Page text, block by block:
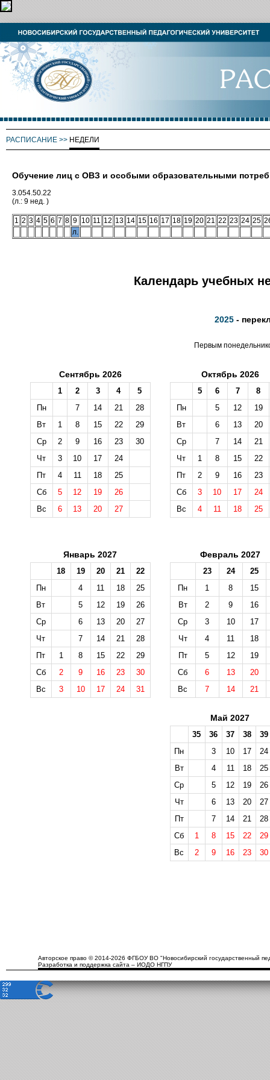
РАСПИСАНИЕ >> НЕДЕЛИ
Обучение лиц с ОВЗ и особыми образовательными
3.054.50.22
(л.: 9 нед. )
1 2 3 4 5 6 7 8 9 10 11 12 13 14 15 16 17 18 19 20 21 22 23 24 25
л.
Календарь учебных
2025 -
Первым
Сентябрь 2026
1 2 3 4
5
Пн
7 14 21
28
Вт
1 8 15 22
29
Ср
2 9 16 23
30
Чт
3 10 17
24
Пт
4 11 18
25
Сб
5 12 19
26
Вс
6 13 20 27
Октябрь 2026
5 6 7
8
Пн
5 12
19
Вт
6 13
20
Ср
7 14
21
Чт
1 8 15
22
Пт
2 9 16
23
Сб
3 10 17
24
Вс
4 11 18 25
Январь 2027
18 19 20 21
22
Пн
4 11 18
25
Вт
5 12 19
26
Ср
6 13 20
27
Чт
7 14 21
28
Пт
1 8 15 22
29
Сб
2 9 16 23
30
Вс
3 10 17 24 31
Февраль 2027
23 24
25
Пн
1 8
15
Вт
2 9
16
Ср
3 10
17
Чт
4 11
18
Пт
5 12
19
Сб
6 13
20
Вс
7 14 21
Май 2027
35 36 37 38
39
Пн
3 10 17
24
Вт
4 11 18
25
Ср
5 12 19
26
Чт
6 13 20
27
Пт
7 14 21
28
Сб
1 8 15 22
29
Вс
2 9 16 23 30
Авторское право © 2014-2026 ФГБОУ ВО "Новосибирский государственный
Разработка и поддержка сайта – ИОДО НГПУ